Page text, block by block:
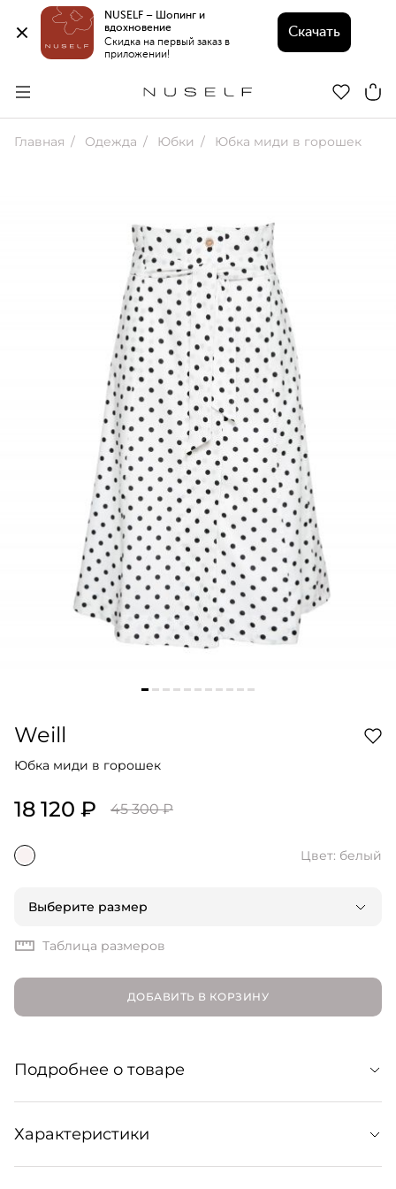
NUSELF – Шопинг и
вдохновение
Скидка на первый заказ в
приложении!
Скачать
Главная Одежда Юбки Юбка миди в горошек
Weill
Юбка миди в горошек
18 120 ₽ 45 300 ₽
Цвет: белый
Выберите размер
Таблица размеров
ДОБАВИТЬ В КОРЗИНУ
Подробнее о товаре
Юбка миди А-силуэта с женственным принтом в горох
— воплощение непринужденной парижской эстетики.
Дополнена съемным поясом в тон и украшена
Характеристики